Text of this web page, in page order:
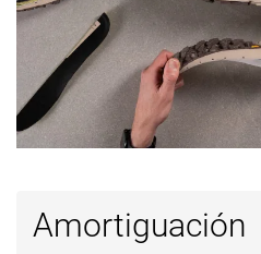
parte
delantera
Profundidad
del dibujo de
la suela
4.9 mm
laboratorio
Amortiguación